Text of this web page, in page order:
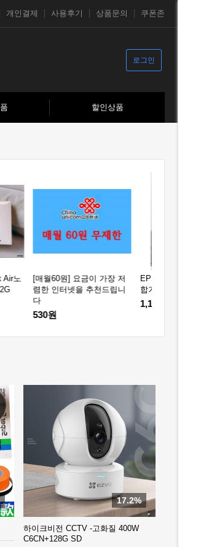
개인결제 사용후기 상품문의 쿠폰존
로그인
할인상품
가장 저
천드립니
EPSON L3258 WIFI 칼라복
합기
17.2%
하이크비전 CCTV -고화질 400W
C6CN+128G SD